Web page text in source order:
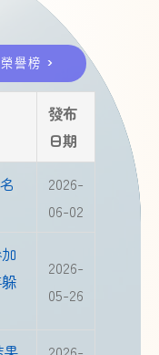
譽榜 >
發布
日期
2026-
06-02
2026-
05-26